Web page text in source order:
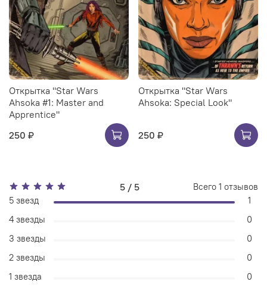
Открытка "Star Wars
Ahsoka #1: Master and
Apprentice"
250 ₽
Открытка "Star Wars
Ahsoka: Special Look"
250 ₽
5 / 5 Всего 1 отзывов
5 звезд
1
4 звезды
0
3 звезды
0
2 звезды
0
1 звезда
0